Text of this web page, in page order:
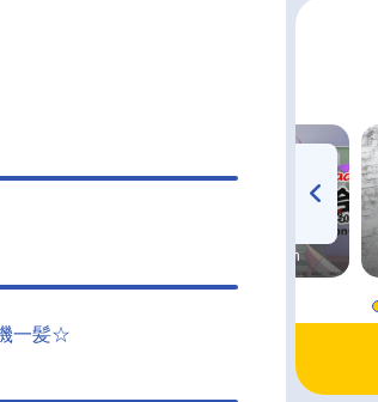
一髪☆
radio 大直会 2nd season